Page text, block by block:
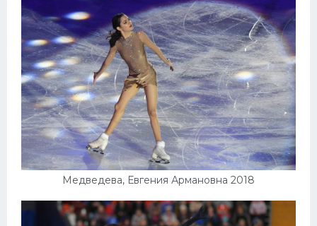
Медведева, Евгения Армановна 2018